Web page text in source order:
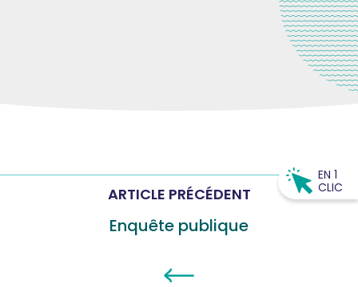
ARTICLE PRÉCÉDENT
Enquête publique
EN 1
CLIC